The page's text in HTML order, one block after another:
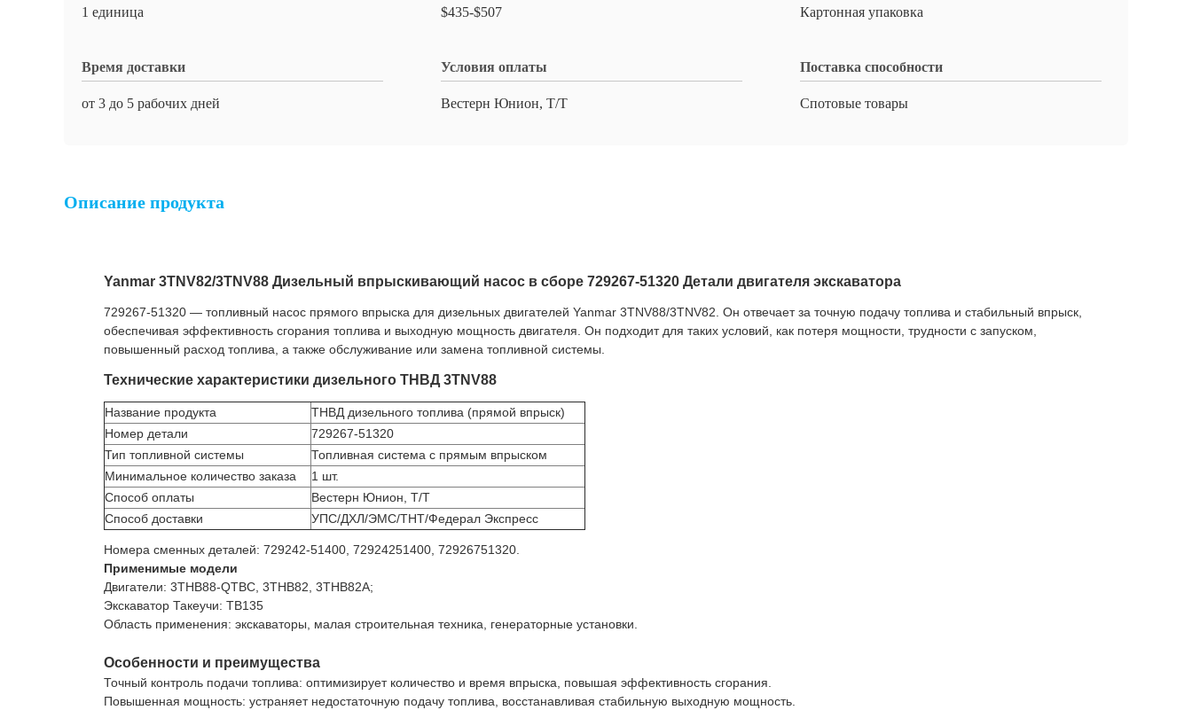
1 единица $435-$507 Картонная упаковка
Время доставки
от 3 до 5 рабочих дней
Условия оплаты
Вестерн Юнион, Т/Т
Поставка способности
Спотовые товары
Описание продукта
Yanmar 3TNV82/3TNV88 Дизельный впрыскивающий насос в сборе 729267-51320 Детали двигателя экскаватора
729267-51320 — топливный насос прямого впрыска для дизельных двигателей Yanmar 3TNV88/3TNV82. Он отвечает за точную подачу топлива и стабильный впрыск,
обеспечивая эффективность сгорания топлива и выходную мощность двигателя. Он подходит для таких условий, как потеря мощности, трудности с запуском,
повышенный расход топлива, а также обслуживание или замена топливной системы.
Технические характеристики дизельного ТНВД 3TNV88
Название продукта
ТНВД дизельного топлива (прямой впрыск)
Номер детали
729267-51320
Тип топливной системы
Топливная система с прямым впрыском
Минимальное количество заказа
1 шт.
Способ оплаты
Вестерн Юнион, Т/Т
Способ доставки
УПС/ДХЛ/ЭМС/ТНТ/Федерал Экспресс
Номера сменных деталей: 729242-51400, 72924251400, 72926751320.
Применимые модели
Двигатели: 3ТНВ88-QTBC, 3ТНВ82, 3ТНВ82А;
Экскаватор Такеучи: TB135
Область применения: экскаваторы, малая строительная техника, генераторные установки.
Особенности и преимущества
Точный контроль подачи топлива: оптимизирует количество и время впрыска, повышая эффективность сгорания.
Повышенная мощность: устраняет недостаточную подачу топлива, восстанавливая стабильную выходную мощность.